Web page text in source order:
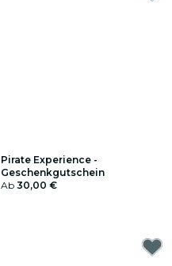
Pirate Experience -
Geschenkgutschein
Ab 30,00 €